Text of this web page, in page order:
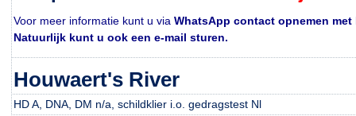
Voor meer informatie kunt u via WhatsApp contact opnemen
Natuurlijk kunt u ook een e-mail sturen.
Houwaert's River
HD A, DNA, DM n/a, schildklier i.o. gedragstest Nl